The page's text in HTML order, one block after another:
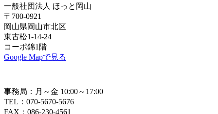
一般社団法人 ほっと岡山
〒700-0921
岡山県岡山市北区
東古松1-14-24
コーポ錦1階
Google Mapで見る
事務局：月～金 10:00～17:00
TEL：070-5670-5676
FAX：086-230-4561